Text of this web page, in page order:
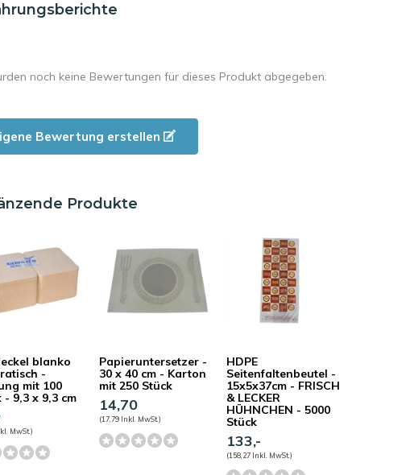
noch keine Bewertungen für dieses Produkt abgegeben.
Bewertung erstellen
Produkte
blanko
-
mit 100
- 9,3 x 9,3 cm
MwSt.)
Papieruntersetzer -
30 x 40 cm - Karton
mit 250 Stück
14,70
(17,79 Inkl. MwSt.)
HDPE
Seitenfaltenbeutel -
15x5x37cm - FRISCH
& LECKER
HÜHNCHEN - 5000
Stück
133,-
(158,27 Inkl. MwSt.)